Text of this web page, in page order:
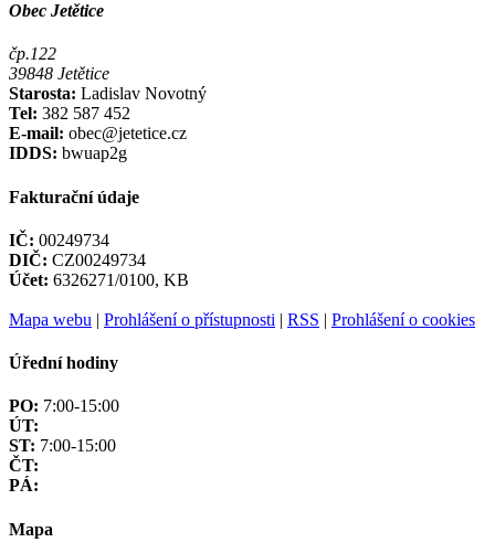
Obec Jetětice
čp.122
39848 Jetětice
Starosta: Ladislav Novotný
Tel: 382 587 452
E-mail: obec@jetetice.cz
IDDS: bwuap2g
Fakturační údaje
IČ: 00249734
DIČ: CZ00249734
Účet: 6326271/0100, KB
Mapa webu | Prohlášení o přístupnosti | RSS | Prohlášení o cookies
Úřední hodiny
PO: 7:00-15:00
ÚT:
ST: 7:00-15:00
ČT:
PÁ:
Mapa